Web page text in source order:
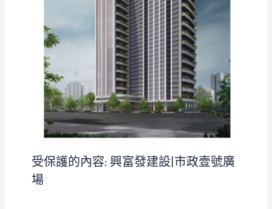
受保護的內容: 興富發建設|市政壹號廣
場